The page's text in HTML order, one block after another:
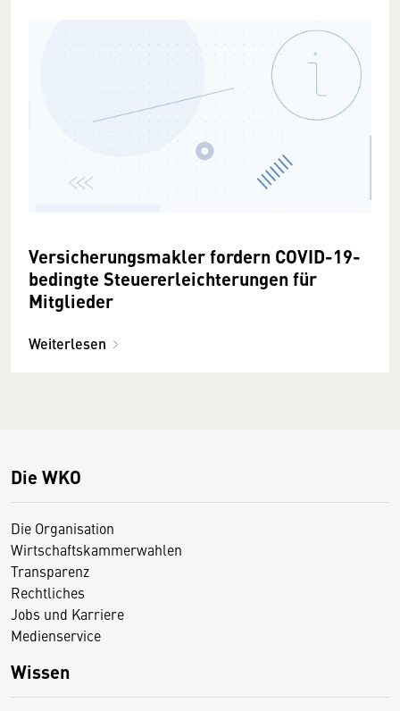
Versicherungsmakler fordern COVID-19-
bedingte Steuererleichterungen für
Mitglieder
Weiterlesen
Die WKO
Die Organisation
Wirtschaftskammerwahlen
Transparenz
Rechtliches
Jobs und Karriere
Medienservice
Wissen